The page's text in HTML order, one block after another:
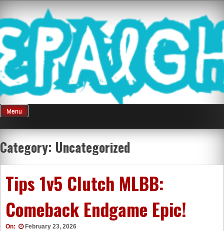
content
Mnepalghopa
Review Game
Terkini Paling
Seluruh Di
Indonesia
Menu
Category: Uncategorized
Tips 1v5 Clutch MLBB:
Comeback Endgame Epic!
On: February 23, 2026